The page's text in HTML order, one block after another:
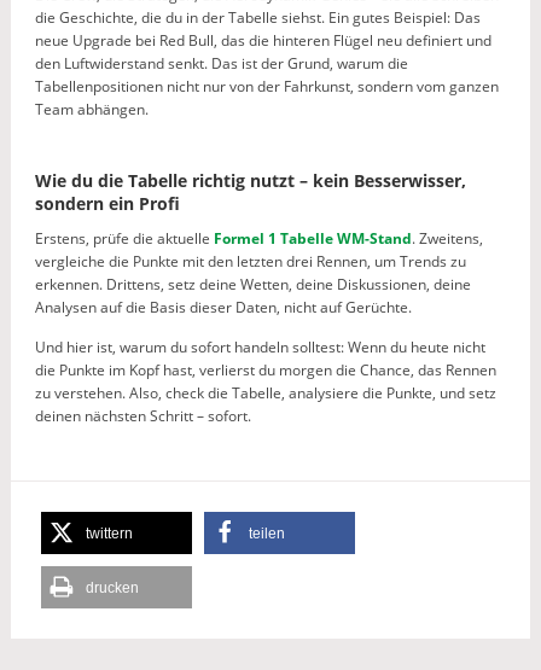
die Geschichte, die du in der Tabelle siehst. Ein gutes Beispiel: Das
neue Upgrade bei Red Bull, das die hinteren Flügel neu definiert und
den Luftwiderstand senkt. Das ist der Grund, warum die
Tabellenpositionen nicht nur von der Fahrkunst, sondern vom ganzen
Team abhängen.
Wie du die Tabelle richtig nutzt – kein Besserwisser,
sondern ein Profi
Erstens, prüfe die aktuelle Formel 1 Tabelle WM-Stand. Zweitens,
vergleiche die Punkte mit den letzten drei Rennen, um Trends zu
erkennen. Drittens, setz deine Wetten, deine Diskussionen, deine
Analysen auf die Basis dieser Daten, nicht auf Gerüchte.
Und hier ist, warum du sofort handeln solltest: Wenn du heute nicht
die Punkte im Kopf hast, verlierst du morgen die Chance, das Rennen
zu verstehen. Also, check die Tabelle, analysiere die Punkte, und setz
deinen nächsten Schritt – sofort.
twittern teilen
drucken